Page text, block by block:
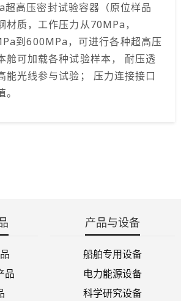
超高压密封试验容器（原位样品
材质，工作压力从70MPa，
到600MPa，可进行各种超高压
舱可加载各种试验样本， 耐压透
能光线参与试验； 压力连接接口
品
产品与设备
船舶专用设备
电力能源设备
科学研究设备